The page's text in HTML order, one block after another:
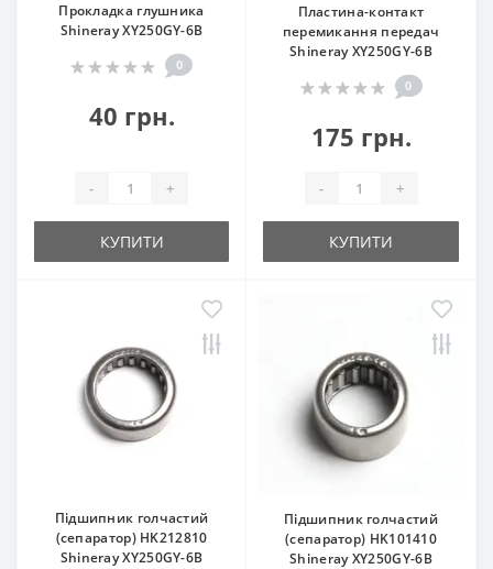
Прокладка глушника
Shineray XY250GY-6B
0
40 грн.
- +
КУПИТИ
Пластина-контакт
перемикання передач
Shineray XY250GY-6B
0
175 грн.
- +
КУПИТИ
Підшипник голчастий
(сепаратор) HK212810
Shineray XY250GY-6B
Підшипник голчастий
(сепаратор) HK101410
Shineray XY250GY-6B